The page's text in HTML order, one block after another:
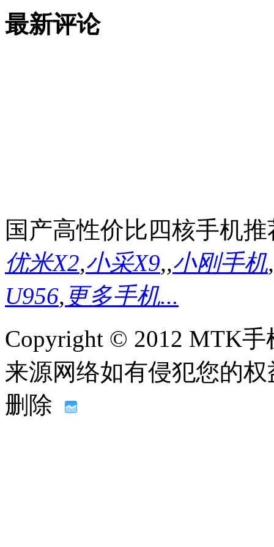
最新评论
国产高性价比四核手机推
优米X2,小采X9,,小刚手机,
U956, 更多手机...
Copyright © 2012 MTK
来源网络如有侵犯您的
删除